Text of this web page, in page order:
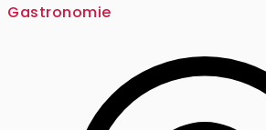
Gastronomie